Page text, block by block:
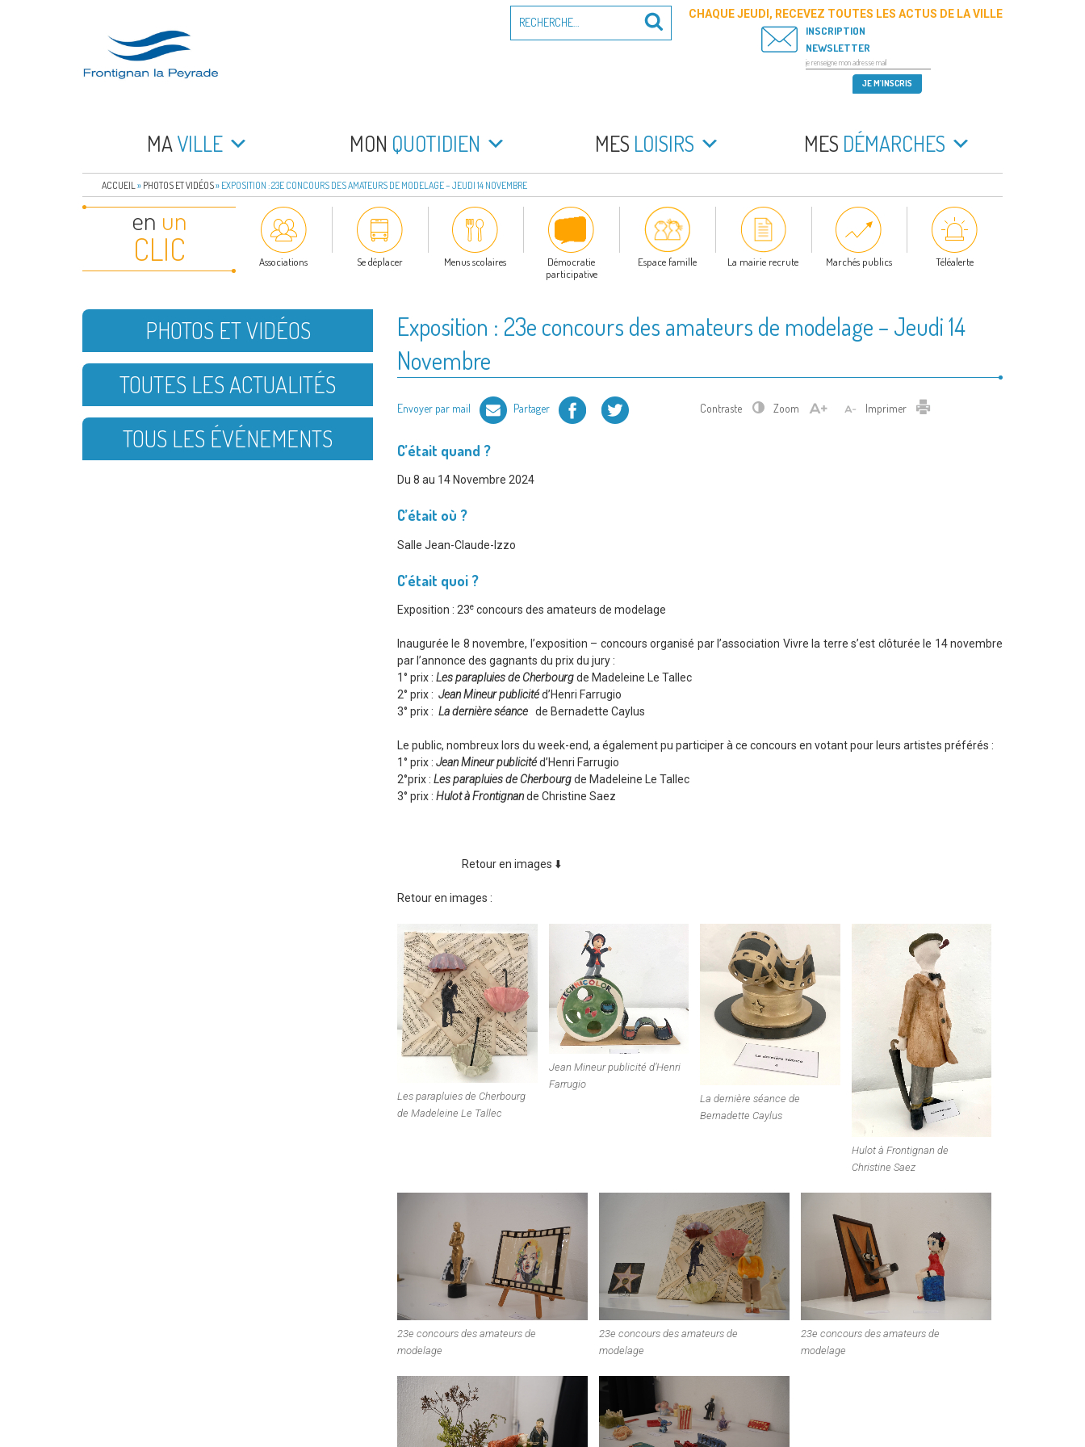
FRONTIGNAN LA PEYRADE
pour
Recherche
CHAQUE JEUDI, RECEVEZ TOUTES LES ACTUS DE LA VILLE
INSCRIPTION
NEWSLETTER
MAVILLE MON QUOTIDIEN MES LOISIRS MES DÉMARCHES
ACCUEIL » PHOTOS ET VIDÉOS» EXPOSITION : 23E CONCOURS DES AMATEURS DE MODELAGE – JEUDI 14 NOVEMBRE
en un
CLIC Associations Se déplacer Menus scolaires
Démocratie
participative
Espace famille La mairie recrute Marchés publics Téléalerte
Exposition : 23e concours des amateurs de modelage – Jeudi 14
Novembre
Envoyer par mail Partager Facebook Twitter Contraste Zoom Imprimer Imprimer
C’était quand ?
Du 8 au 14 Novembre 2024
C’était où ?
Salle Jean-Claude-Izzo
C’était quoi ?
Exposition : 23e concours des amateurs de modelage
Inaugurée le 8 novembre, l’exposition – concours organisé par l’association Vivre la terre s’est clôturée le 14 novembre
par l’annonce des gagnants du prix du jury :
1° prix : Les parapluies de Cherbourgde Madeleine Le Tallec
2° prix : Jean Mineur publicitéd’Henri Farrugio
3° prix : La dernière séance de Bernadette Caylus
Le public, nombreux lors du week-end, a également pu participer à ce concours en votant pour leurs artistes préférés :
1° prix : Jean Mineur publicitéd’Henri Farrugio
2°prix : Les parapluies de Cherbourgde Madeleine Le Tallec
3° prix : Hulot à Frontignande Christine Saez
Retour en images ⬇️
Retour en images :
Les parapluies de Cherbourg
de Madeleine Le Tallec
Jean Mineur publicité d’Henri
Farrugio
La dernière séance de
Bernadette Caylus
Hulot à Frontignan de
Christine Saez
23e concours des amateurs de
modelage
23e concours des amateurs de
modelage
23e concours des amateurs de
modelage
PHOTOS ET VIDÉOS
TOUTES LES ACTUALITÉS
TOUS LES ÉVÉNEMENTS